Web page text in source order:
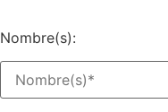
Nombre(s):